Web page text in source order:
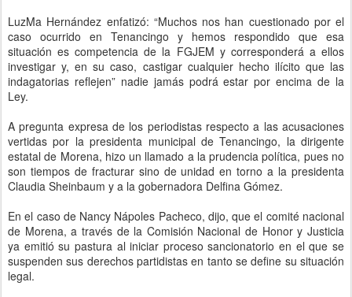
LuzMa Hernández enfatizó: “Muchos nos han cuestionado por el
caso ocurrido en Tenancingo y hemos respondido que esa
situación es competencia de la FGJEM y corresponderá a ellos
investigar y, en su caso, castigar cualquier hecho ilícito que las
indagatorias reflejen” nadie jamás podrá estar por encima de la
Ley.
A pregunta expresa de los periodistas respecto a las acusaciones
vertidas por la presidenta municipal de Tenancingo, la dirigente
estatal de Morena, hizo un llamado a la prudencia política, pues no
son tiempos de fracturar sino de unidad en torno a la presidenta
Claudia Sheinbaum y a la gobernadora Delfina Gómez.
En el caso de Nancy Nápoles Pacheco, dijo, que el comité nacional
de Morena, a través de la Comisión Nacional de Honor y Justicia
ya emitió su pastura al iniciar proceso sancionatorio en el que se
suspenden sus derechos partidistas en tanto se define su situación
legal.